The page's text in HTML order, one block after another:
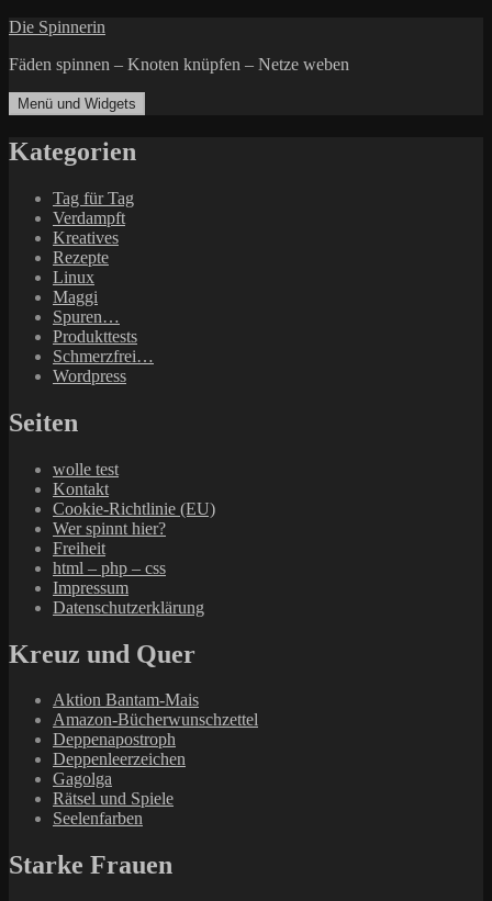
Zum
springen
Die Spinnerin
Fäden spinnen – Knoten knüpfen – Netze weben
Menü und Widgets
Kategorien
Tag für Tag
Verdampft
Kreatives
Rezepte
Linux
Maggi
Spuren…
Produkttests
Schmerzfrei…
Wordpress
Seiten
wolle test
Kontakt
Cookie-Richtlinie (EU)
Wer spinnt hier?
Freiheit
html – php – css
Impressum
Datenschutzerklärung
Kreuz und Quer
Aktion Bantam-Mais
Amazon-Bücherwunschzettel
Deppenapostroph
Deppenleerzeichen
Gagolga
Rätsel und Spiele
Seelenfarben
Starke Frauen